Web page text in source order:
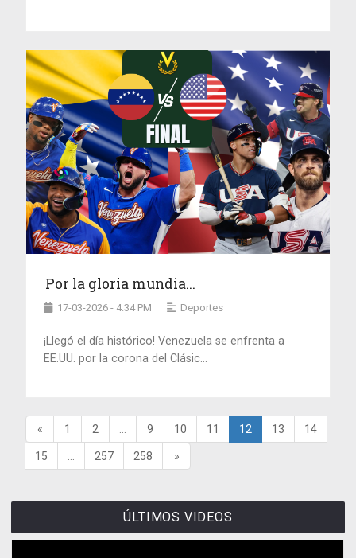
Por la gloria mundia...
17-03-2026 - 4:34 PM Deportes
¡Llegó el día histórico! Venezuela se enfrenta a
EE.UU. por la corona del Clásic...
« 1 2 9 10 11 12 13 14
15 257 258 »
ÚLTIMOS VIDEOS